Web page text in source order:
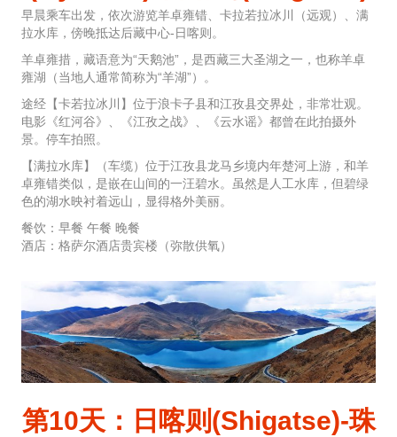
早晨乘车出发，依次游览羊卓雍错、卡拉若拉冰川（远观）、满
拉水库，傍晚抵达后藏中心-日喀则。
羊卓雍措，藏语意为“天鹅池”，是西藏三大圣湖之一，也称羊卓
雍湖（当地人通常简称为“羊湖”）。
途经【卡若拉冰川】位于浪卡子县和江孜县交界处，非常壮观。
电影《红河谷》、《江孜之战》、《云水谣》都曾在此拍摄外
景。停车拍照。
【满拉水库】（车缆）位于江孜县龙马乡境内年楚河上游，和羊
卓雍错类似，是嵌在山间的一汪碧水。虽然是人工水库，但碧绿
色的湖水映衬着远山，显得格外美丽。
餐饮：早餐 午餐 晚餐
酒店：格萨尔酒店贵宾楼（弥散供氧）
第10天：日喀则(Shigatse)-珠